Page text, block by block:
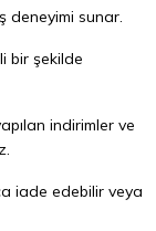
deneyimi sunar.
bir şekilde
indirimler ve
iade edebilir veya